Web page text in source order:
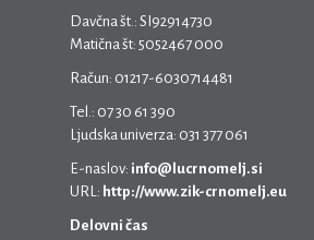
Davčna št.: SI92914730
Matična št: 5052467 000
Račun: 01217-6030714481
Tel.: 07 30 61 390
Ljudska univerza: 031 377 061
E-naslov: info@lucrnomelj.si
URL: http://www.zik-crnomelj.eu
Delovni čas